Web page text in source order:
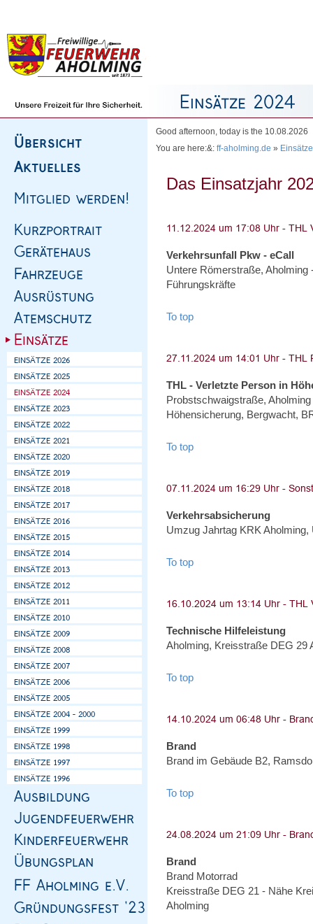
Good afternoon, today is the
You are here:&: ff-aholming.de » Einsätze
Das Einsatzjahr
Verkehrsunfall Pkw - eCall
Untere Römerstraße,
Führungskräfte
To top
THL - Verletzte Person in
Probstschwaigstraße,
Höhensicherung, Bergwacht,
To top
Verkehrsabsicherung
Umzug Jahrtag KRK
To top
Technische Hilfeleistung
Aholming, Kreisstraße DEG 29
To top
Brand
Brand im Gebäude B2,
To top
Brand
Brand Motorrad
Kreisstraße DEG 21 - Nähe
Aholming